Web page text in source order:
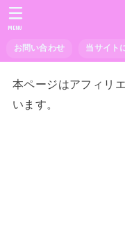
お問い合わせ 当サイト
MENU
本ページはアフィリ
います。